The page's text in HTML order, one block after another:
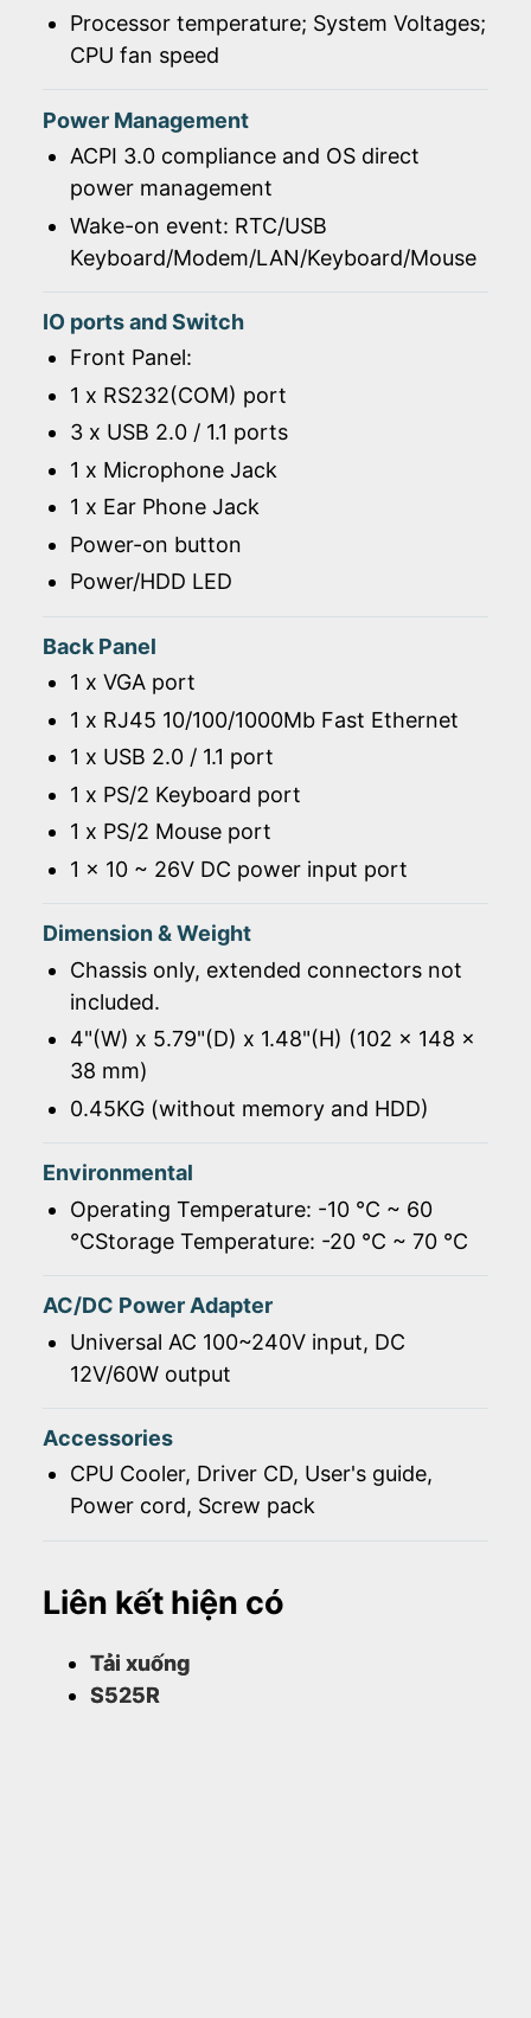
Processor temperature; System Voltages;
CPU fan speed
Power Management
ACPI 3.0 compliance and OS direct
power management
Wake-on event: RTC/USB
Keyboard/Modem/LAN/Keyboard/Mouse
IO ports and Switch
Front Panel:
1 x RS232(COM) port
3 x USB 2.0 / 1.1 ports
1 x Microphone Jack
1 x Ear Phone Jack
Power-on button
Power/HDD LED
Back Panel
1 x VGA port
1 x RJ45 10/100/1000Mb Fast Ethernet
1 x USB 2.0 / 1.1 port
1 x PS/2 Keyboard port
1 x PS/2 Mouse port
1 x 10 ~ 26V DC power input port
Dimension & Weight
Chassis only, extended connectors not
included.
4"(W) x 5.79"(D) x 1.48"(H) (102 x 148 x
38 mm)
0.45KG (without memory and HDD)
Environmental
Operating Temperature: -10 ℃ ~ 60
℃Storage Temperature: -20 ℃ ~ 70 ℃
AC/DC Power Adapter
Universal AC 100~240V input, DC
12V/60W output
Accessories
CPU Cooler, Driver CD, User's guide,
Power cord, Screw pack
Liên kết hiện có
Tải xuống
S525R